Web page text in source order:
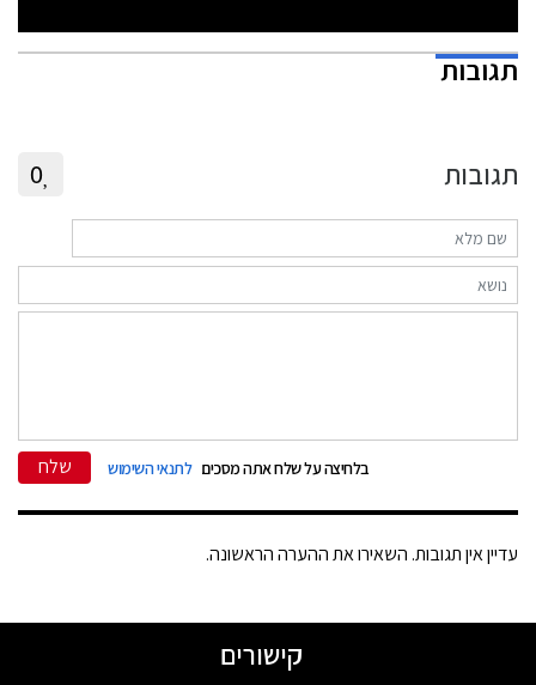
תגובות
תגובות 0
בלחיצה על שלח אתה מסכים לתנאי השימוש שלח
עדיין אין תגובות. השאירו את ההערה הראשונה.
קישורים